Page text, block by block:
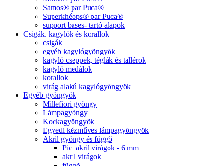
Samos® par Puca®
Superkhéops® par Puca®
support bases- tartó alapok
Csigák, kagylók és korallok
csigák
egyéb kagylógyöngyök
kagyló cseppek, téglák és tallérok
kagyló medálok
korallok
virág alakú kagylógyöngyök
Egyéb gyöngyök
Millefiori gyöngy
Lámpagyöngy
Kockagyöngyök
Egyedi kézműves lámpagyöngyök
Akril gyöngy és függő
Pici akril virágok - 6 mm
akril virágok